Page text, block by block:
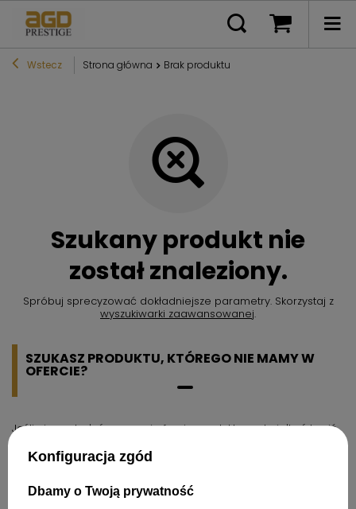
Wstecz Strona główna Brak produktu
Szukany produkt nie
został znaleziony.
Spróbuj sprecyzować dokładniejsze parametry. Skorzystaj z
wyszukiwarki zaawansowanej.
SZUKASZ PRODUKTU, KTÓREGO NIE MAMY W
OFERCIE?
Jeśli nie znalazłeś w naszej ofercie produktu, a chciałbyś kupić
formularza i przesłać nam opis szukanego przedmiotu. Aby
móc to zrobić musisz byćzalogowany
Konfiguracja zgód
Dbamy o Twoją prywatność